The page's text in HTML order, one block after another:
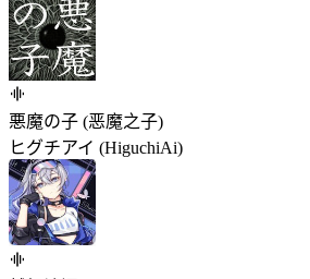
悪魔の子 (恶魔之子)
ヒグチアイ (HiguchiAi)